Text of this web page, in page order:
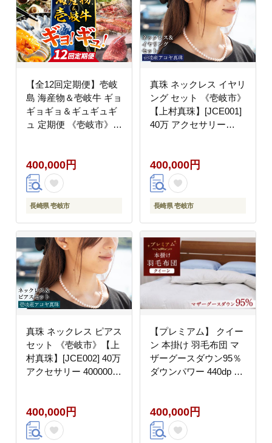
【全12回定期便】壱岐
島 海産物＆壱岐牛 ギョ
ギョギョ＆ギュギュギ
ュ 定期便 《壱岐市》
産物 刺身 ウニ
[JZX012] 400000
400000円 40万円
400,000円
長崎県 壱岐市
真珠 ネックレス イヤリ
ング セット 《壱岐市》
【上村真珠】[JCE001]
40万 アクセサリー
400,000円
長崎県 壱岐市
真珠 ネックレス ピアス
セット 《壱岐市》【上
村真珠】[JCE002] 40万
アクセサリー 400000
400,000円
【プレミアム】 クイー
ン 本掛け 羽毛布団 マ
ザーグースダウン95％
ダウンパワー 440dp 以
万 400000 400000円 40
万円
400,000円